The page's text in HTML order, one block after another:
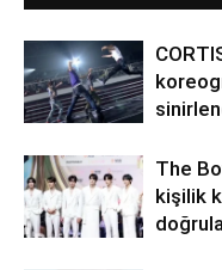
The
kişilik